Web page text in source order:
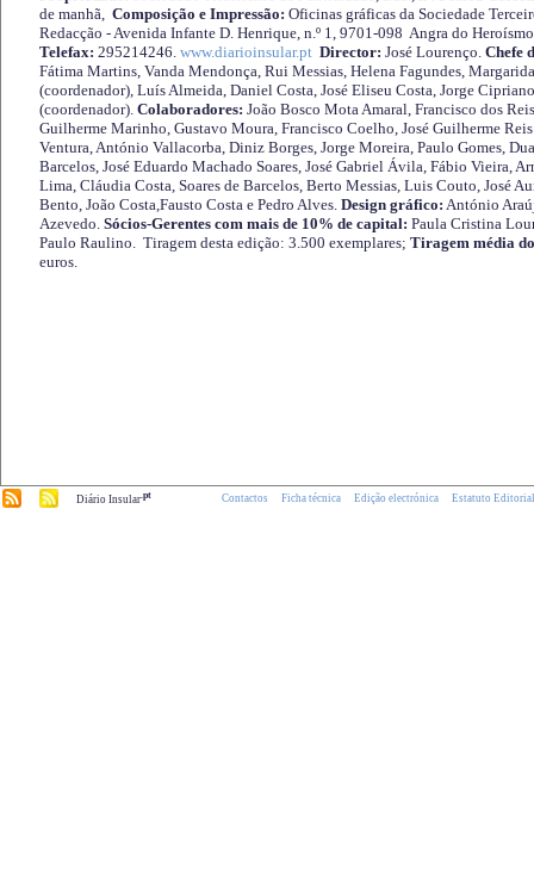
de manhã, Composição e Impressão: Oficinas gráficas da Sociedade
Redacção - Avenida Infante D. Henrique, n.º 1, 9701-098 Angra do
Telefax: 295214246. www.diarioinsular.pt Director: José Lourenço. Chefe
Fátima Martins, Vanda Mendonça, Rui Messias, Helena Fagundes,
(coordenador), Luís Almeida, Daniel Costa, José Eliseu Costa, Jorge
(coordenador). Colaboradores: João Bosco Mota Amaral, Francisco dos
Guilherme Marinho, Gustavo Moura, Francisco Coelho, José Guilherme
Ventura, António Vallacorba, Diniz Borges, Jorge Moreira, Paulo Gomes,
Barcelos, José Eduardo Machado Soares, José Gabriel Ávila, Fábio Vieira,
Lima, Cláudia Costa, Soares de Barcelos, Berto Messias, Luis Couto, José
Bento, João Costa,Fausto Costa e Pedro Alves. Design gráfico: António
Azevedo. Sócios-Gerentes com mais de 10% de capital: Paula Cristina
Paulo Raulino. Tiragem desta edição: 3.500 exemplares; Tiragem média
euros.
Diário Insular.pt Contactos Ficha técnica Edição electrónica Estatuto Editorial